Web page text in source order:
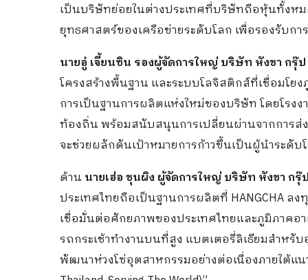
เป็นบริษัทย่อยในต่างประเทศที่บริษัทถือหุ้นทั้งห
ยุทธศาสตร์ของเครือข่ายระดับโลก เพื่อรองรับก
นายอู๋ เจี้ยนซิน รองผู้จัดการใหญ่ บริษัท หังชา กรุ๊ป
โครงสร้างพื้นฐาน และระบบโลจิสติกส์ที่เชื่อมโย
การเป็นฐานการผลิตแห่งใหม่ของบริษัท โดยโรง
ท้องถิ่น พร้อมสนับสนุนการเปลี่ยนผ่านจากการ
จะช่วยผลักดันเป้าหมายการก้าวขึ้นเป็นผู้นำระดั
ด้าน นายเฮ่อ ชุนผิง ผู้จัดการใหญ่ บริษัท หังชา ก
ประเทศไทยถือเป็นฐานการผลิตที่ HANGCHA ล
เชื่อมั่นต่อศักยภาพของประเทศไทยและภูมิภาค
รถกระเช้าทำงานบนที่สูง แบตเตอรี่ลิเธียมสำห
พัฒนาห่วงโซ่อุตสาหกรรมอย่างต่อเนื่องภายใต้แน